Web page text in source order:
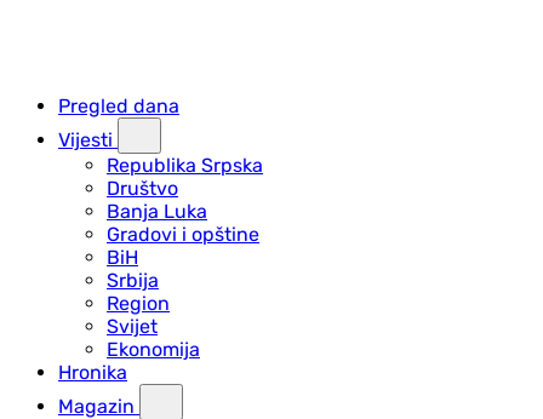
Pregled dana
Vijesti
Republika Srpska
Društvo
Banja Luka
Gradovi i opštine
BiH
Srbija
Region
Svijet
Ekonomija
Hronika
Magazin